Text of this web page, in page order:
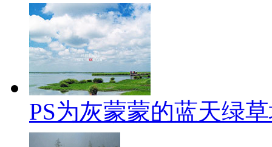
PS为灰蒙蒙的蓝天绿